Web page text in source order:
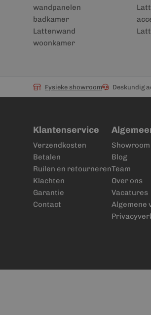
wandpanelen
badkamer
Lattenwand
woonkamer
Fysieke showroom Deskundig
Klantenservice
Verzendkosten
Betalen
Ruilen en retourneren
Klachten
Garantie
Contact
Blog
Team
Over ons
Vacatures
Algemene